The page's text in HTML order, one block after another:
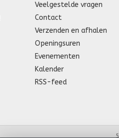
Veelgestelde vragen
Contact
Verzenden en afhalen
Openingsuren
Evenementen
Kalender
RSS-feed
5